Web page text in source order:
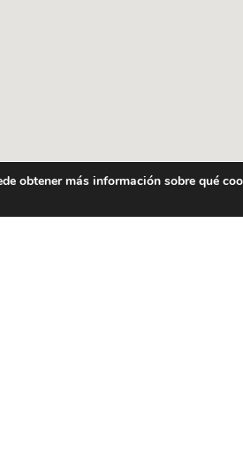
obtener más información sobre qué